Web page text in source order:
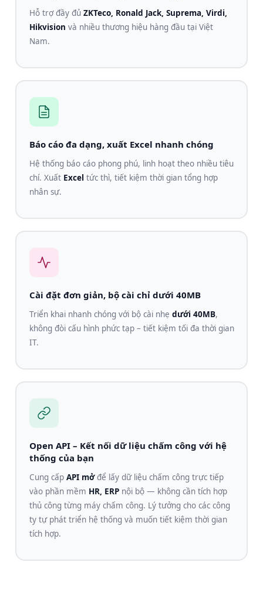
Hỗ trợ đầy đủ ZKTeco, Ronald Jack, Suprema, Virdi,
Hikvision và nhiều thương hiệu hàng đầu tại Việt
Nam.
Báo cáo đa dạng, xuất Excel nhanh chóng
Hệ thống báo cáo phong phú, linh hoạt theo nhiều tiêu
chí. Xuất Excel tức thì, tiết kiệm thời gian tổng hợp
nhân sự.
Cài đặt đơn giản, bộ cài chỉ dưới 40MB
Triển khai nhanh chóng với bộ cài nhẹ dưới 40MB,
không đòi cấu hình phức tạp – tiết kiệm tối đa thời gian
IT.
Open API – Kết nối dữ liệu chấm công với hệ
thống của bạn
Cung cấp API mởđể lấy dữ liệu chấm công trực tiếp
vào phần mềm HR, ERPnội bộ — không cần tích hợp
thủ công từng máy chấm công. Lý tưởng cho các công
ty tự phát triển hệ thống và muốn tiết kiệm thời gian
tích hợp.